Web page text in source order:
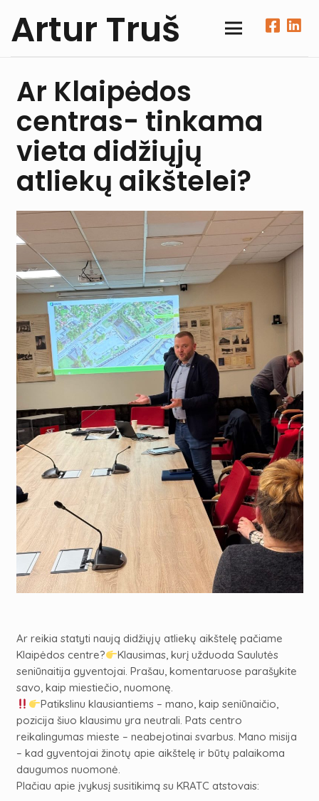
Artur Truš
Ar Klaipėdos
centras- tinkama
vieta didžiųjų
atliekų aikštelei?
Ar reikia statyti naują didžiųjų atliekų aikštelę pačiame
Klaipėdos centre?
Klausimas, kurį užduoda Saulutės
seniūnaitija gyventojai. Prašau, komentaruose parašykite
savo, kaip miestiečio, nuomonę.
Patikslinu klausiantiems – mano, kaip seniūnaičio,
pozicija šiuo klausimu yra neutrali. Pats centro
reikalingumas mieste – neabejotinai svarbus. Mano misija
– kad gyventojai žinotų apie aikštelę ir būtų palaikoma
daugumos nuomonė.
Plačiau apie įvykusį susitikimą su KRATC atstovais: